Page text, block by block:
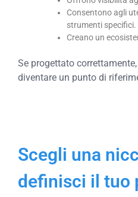
Consentono agli
strumenti specifici.
Creano un
Se progettato
diventare un punto di
Scegli una
definisci il tuo